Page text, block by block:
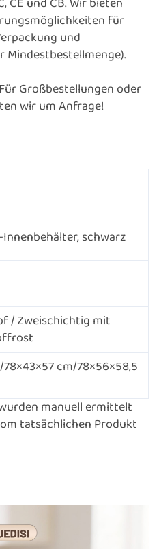
für
und
Für Großbestellungen oder
wir um Anfrage!
schwarz
/ Zweischichtig mit
cm/78×56×58,5
manuell ermittelt
tatsächlichen Produkt